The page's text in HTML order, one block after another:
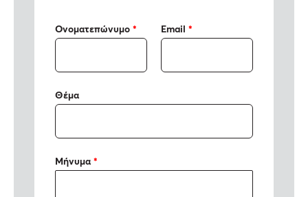
Ονοματεπώνυμο * Email *
Θέμα
Μήνυμα *